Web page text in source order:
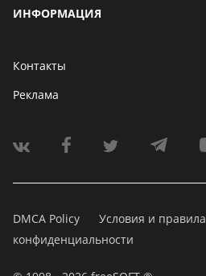
ИНФОРМАЦИЯ
Контакты
Реклама
DMCA Policy Условия и правила
конфиденциальности